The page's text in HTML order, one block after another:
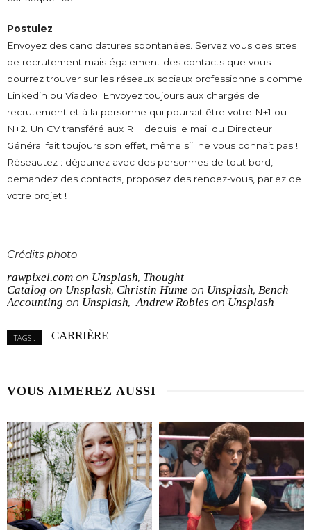
Postulez
Envoyez des candidatures spontanées. Servez vous des sites
de recrutement mais également des contacts que vous
pourrez trouver sur les réseaux sociaux professionnels comme
Linkedin ou Viadeo. Envoyez toujours aux chargés de
recrutement et à la personne qui pourrait être votre N+1 ou
N+2. Un CV transféré aux RH depuis le mail du Directeur
Général fait toujours son effet, même s’il ne vous connait pas !
Réseautez : déjeunez avec des personnes de tout bord,
demandez des contacts, proposez des rendez-vous, parlez de
votre projet !
Crédits photo
rawpixel.com on Unsplash, Thought
Catalog on Unsplash, Christin Hume on Unsplash, Bench
Accounting on Unsplash,Andrew Robles on Unsplash
TAGS : CARRIÈRE
VOUS AIMEREZ AUSSI